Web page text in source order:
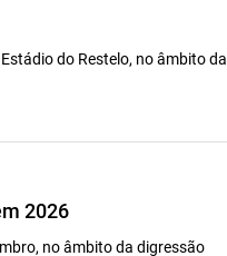
do Restelo, no âmbito da
2026
no âmbito da digressão